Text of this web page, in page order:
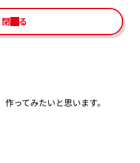
閉じる
ってみたいと思います。